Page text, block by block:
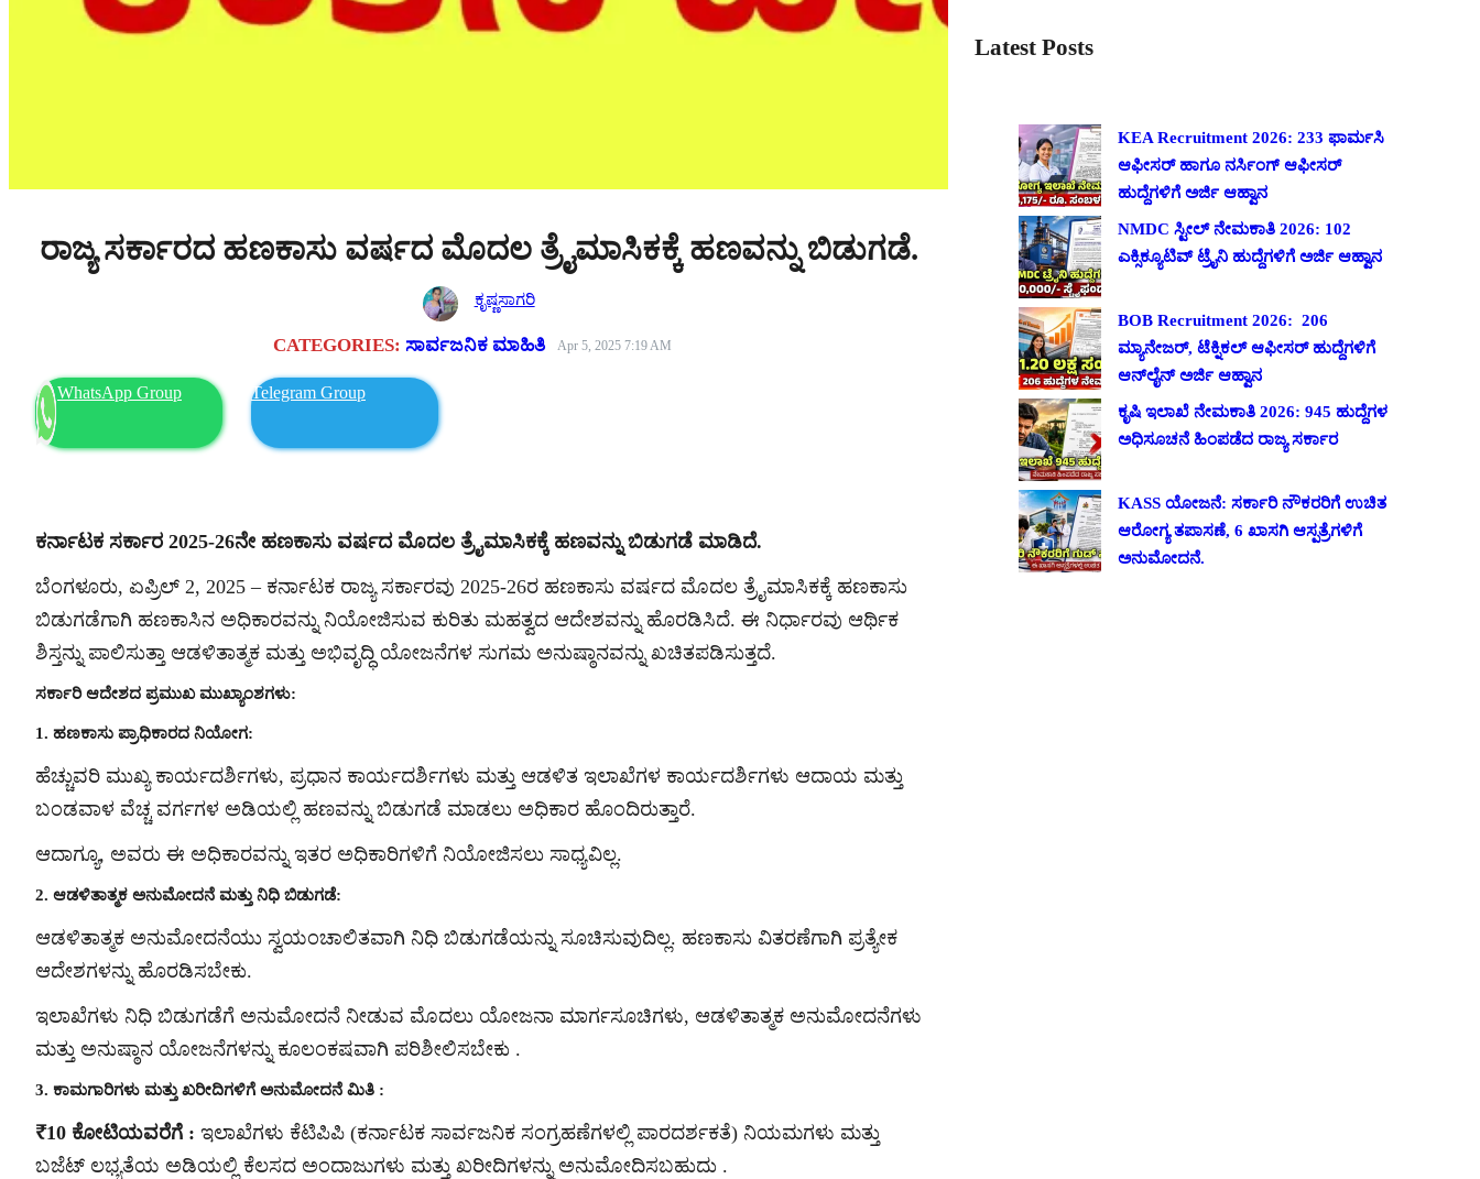
ರಾಜ್ಯ ಸರ್ಕಾರದ ಹಣಕಾಸು ವರ್ಷದ ಮೊದಲ ತ್ರೈಮಾಸಿಕಕ್ಕೆ ಹಣವನ್ನು ಬಿಡುಗಡೆ.
ಕೃಷ್ಣಸಾಗರಿ
CATEGORIES:ಸಾರ್ವಜನಿಕ ಮಾಹಿತಿ Apr 5, 2025 7:19 AM
WhatsApp Group Telegram Group
ಕರ್ನಾಟಕ ಸರ್ಕಾರ 2025-26ನೇ ಹಣಕಾಸು ವರ್ಷದ ಮೊದಲ ತ್ರೈಮಾಸಿಕಕ್ಕೆ ಹಣವನ್ನು ಬಿಡುಗಡೆ ಮಾಡಿದೆ.
ಬೆಂಗಳೂರು, ಏಪ್ರಿಲ್ 2, 2025 – ಕರ್ನಾಟಕ ರಾಜ್ಯ ಸರ್ಕಾರವು 2025-26ರ ಹಣಕಾಸು ವರ್ಷದ ಮೊದಲ ತ್ರೈಮಾಸಿಕಕ್ಕೆ ಹಣಕಾಸು
ಬಿಡುಗಡೆಗಾಗಿ ಹಣಕಾಸಿನ ಅಧಿಕಾರವನ್ನು ನಿಯೋಜಿಸುವ ಕುರಿತು ಮಹತ್ವದ ಆದೇಶವನ್ನು ಹೊರಡಿಸಿದೆ. ಈ ನಿರ್ಧಾರವು ಆರ್ಥಿಕ
ಶಿಸ್ತನ್ನು ಪಾಲಿಸುತ್ತಾ ಆಡಳಿತಾತ್ಮಕ ಮತ್ತು ಅಭಿವೃದ್ಧಿ ಯೋಜನೆಗಳ ಸುಗಮ ಅನುಷ್ಠಾನವನ್ನು ಖಚಿತಪಡಿಸುತ್ತದೆ.
ಸರ್ಕಾರಿ ಆದೇಶದ ಪ್ರಮುಖ ಮುಖ್ಯಾಂಶಗಳು:
1. ಹಣಕಾಸು ಪ್ರಾಧಿಕಾರದ ನಿಯೋಗ:
ಹೆಚ್ಚುವರಿ ಮುಖ್ಯ ಕಾರ್ಯದರ್ಶಿಗಳು, ಪ್ರಧಾನ ಕಾರ್ಯದರ್ಶಿಗಳು ಮತ್ತು ಆಡಳಿತ ಇಲಾಖೆಗಳ ಕಾರ್ಯದರ್ಶಿಗಳು ಆದಾಯ ಮತ್ತು
ಬಂಡವಾಳ ವೆಚ್ಚ ವರ್ಗಗಳ ಅಡಿಯಲ್ಲಿ ಹಣವನ್ನು ಬಿಡುಗಡೆ ಮಾಡಲು ಅಧಿಕಾರ ಹೊಂದಿರುತ್ತಾರೆ.
ಆದಾಗ್ಯೂ, ಅವರು ಈ ಅಧಿಕಾರವನ್ನು ಇತರ ಅಧಿಕಾರಿಗಳಿಗೆ ನಿಯೋಜಿಸಲು ಸಾಧ್ಯವಿಲ್ಲ.
2. ಆಡಳಿತಾತ್ಮಕ ಅನುಮೋದನೆ ಮತ್ತು ನಿಧಿ ಬಿಡುಗಡೆ:
ಆಡಳಿತಾತ್ಮಕ ಅನುಮೋದನೆಯು ಸ್ವಯಂಚಾಲಿತವಾಗಿ ನಿಧಿ ಬಿಡುಗಡೆಯನ್ನು ಸೂಚಿಸುವುದಿಲ್ಲ. ಹಣಕಾಸು ವಿತರಣೆಗಾಗಿ ಪ್ರತ್ಯೇಕ
ಆದೇಶಗಳನ್ನು ಹೊರಡಿಸಬೇಕು.
ಇಲಾಖೆಗಳು ನಿಧಿ ಬಿಡುಗಡೆಗೆ ಅನುಮೋದನೆ ನೀಡುವ ಮೊದಲು ಯೋಜನಾ ಮಾರ್ಗಸೂಚಿಗಳು, ಆಡಳಿತಾತ್ಮಕ ಅನುಮೋದನೆಗಳು
ಮತ್ತು ಅನುಷ್ಠಾನ ಯೋಜನೆಗಳನ್ನು ಕೂಲಂಕಷವಾಗಿ ಪರಿಶೀಲಿಸಬೇಕು .
3. ಕಾಮಗಾರಿಗಳು ಮತ್ತು ಖರೀದಿಗಳಿಗೆ ಅನುಮೋದನೆ ಮಿತಿ :
₹10 ಕೋಟಿಯವರೆಗೆ : ಇಲಾಖೆಗಳು ಕೆಟಿಪಿಪಿ (ಕರ್ನಾಟಕ ಸಾರ್ವಜನಿಕ ಸಂಗ್ರಹಣೆಗಳಲ್ಲಿ ಪಾರದರ್ಶಕತೆ) ನಿಯಮಗಳು ಮತ್ತು
ಬಜೆಟ್ ಲಭ್ಯತೆಯ ಅಡಿಯಲ್ಲಿ ಕೆಲಸದ ಅಂದಾಜುಗಳು ಮತ್ತು ಖರೀದಿಗಳನ್ನು ಅನುಮೋದಿಸಬಹುದು .
Latest Posts
KEA Recruitment 2026: 233 ಫಾರ್ಮಸಿ
ಆಫೀಸರ್ ಹಾಗೂ ನರ್ಸಿಂಗ್ ಆಫೀಸರ್
ಹುದ್ದೆಗಳಿಗೆ ಅರ್ಜಿ ಆಹ್ವಾನ
NMDC ಸ್ಟೀಲ್ ನೇಮಕಾತಿ 2026: 102
ಎಕ್ಸಿಕ್ಯೂಟಿವ್ ಟ್ರೈನಿ ಹುದ್ದೆಗಳಿಗೆ ಅರ್ಜಿ ಆಹ್ವಾನ
BOB Recruitment 2026: 206
ಮ್ಯಾನೇಜರ್, ಟೆಕ್ನಿಕಲ್ ಆಫೀಸರ್ ಹುದ್ದೆಗಳಿಗೆ
ಆನ್‌ಲೈನ್ ಅರ್ಜಿ ಆಹ್ವಾನ
ಕೃಷಿ ಇಲಾಖೆ ನೇಮಕಾತಿ 2026: 945 ಹುದ್ದೆಗಳ
ಅಧಿಸೂಚನೆ ಹಿಂಪಡೆದ ರಾಜ್ಯ ಸರ್ಕಾರ
KASS ಯೋಜನೆ: ಸರ್ಕಾರಿ ನೌಕರರಿಗೆ ಉಚಿತ
ಆರೋಗ್ಯ ತಪಾಸಣೆ, 6 ಖಾಸಗಿ ಆಸ್ಪತ್ರೆಗಳಿಗೆ
ಅನುಮೋದನೆ.